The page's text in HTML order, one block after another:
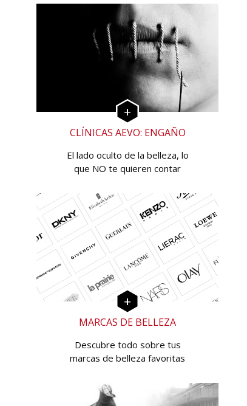
CLÍNICAS AEVO: ENGAÑO
El lado oculto de la belleza, lo
que NO te quieren contar
MARCAS DE BELLEZA
Descubre todo sobre tus
marcas de belleza favoritas